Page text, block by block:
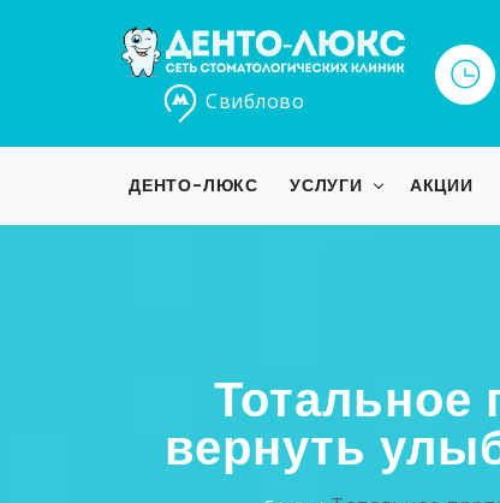
Свиблово
ДЕНТО-ЛЮКС УСЛУГИ АКЦИИ
Тотальное
вернуть